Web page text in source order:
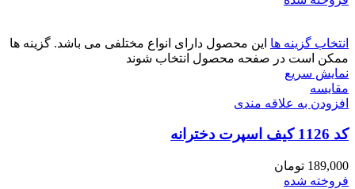
انتخاب گزینه ها این محصول دارای انواع مختلفی می باشد. گزینه ها
ممکن است در صفحه محصول انتخاب شوند
نمایش سریع
مقايسه
افزودن به علاقه مندی
کد 1126 کیف اسپرت دخترانه
189,000 تومان
فروخته شده